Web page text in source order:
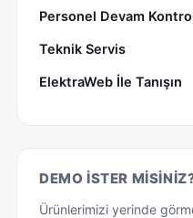
Personel Devam
Teknik Servis
ElektraWeb İle Tanışın
DEMO İSTER
Ürünlerimizi yerinde